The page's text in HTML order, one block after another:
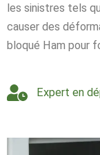
les sinistres tels
causer des
bloqué Ham pour
Expert en